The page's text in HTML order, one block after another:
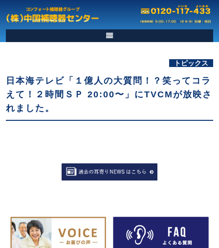
トピックス
日本海テレビ「１億人の大質問！？笑ってコラ
えて！２時間ＳＰ 20:00〜」にTVCMが放映さ
れました。